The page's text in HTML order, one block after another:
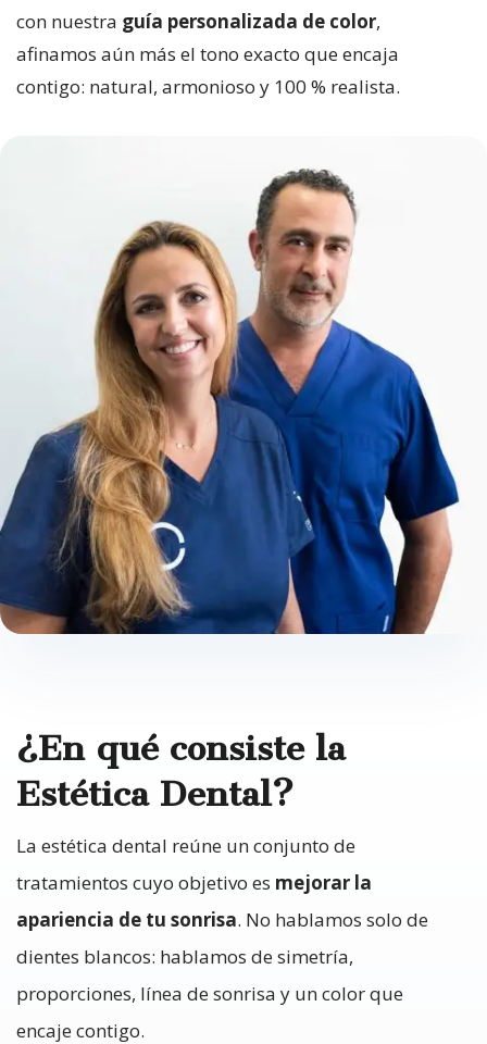
con nuestra guía personalizada de color,
afinamos aún más el tono exacto que encaja
contigo: natural, armonioso y 100 % realista.
¿En qué consiste la
Estética Dental?
La estética dental reúne un conjunto de
tratamientos cuyo objetivo es mejorar la
apariencia de tu sonrisa. No hablamos solo de
dientes blancos: hablamos de simetría,
proporciones, línea de sonrisa y un color que
encaje contigo.